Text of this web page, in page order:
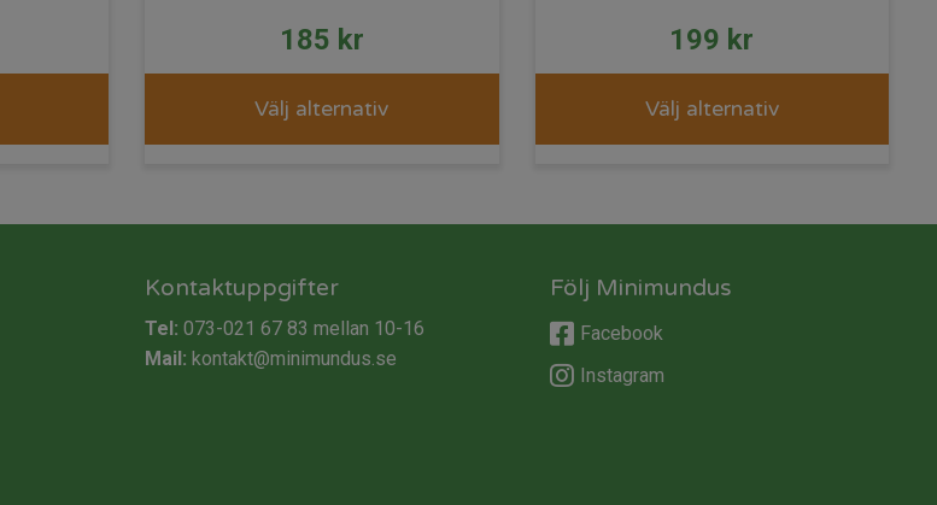
185 kr
Välj alternativ
199 kr
Välj alternativ
Kontaktuppgifter
Tel: 073-021 67 83 mellan 10-16
Mail: kontakt@minimundus.se
Följ Minimundus
Facebook
Instagram